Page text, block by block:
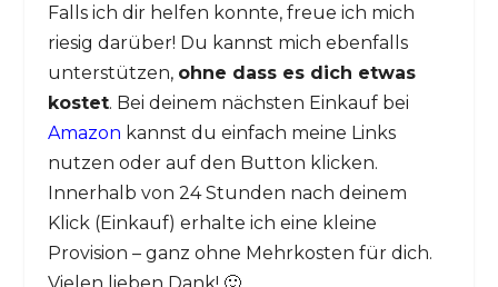
Falls ich dir helfen konnte, freue ich mich
riesig darüber! Du kannst mich ebenfalls
unterstützen, ohne dass es dich etwas
kostet. Bei deinem nächsten Einkauf bei
Amazon kannst du einfach meine Links
nutzen oder auf den Button klicken.
Innerhalb von 24 Stunden nach deinem
Klick (Einkauf) erhalte ich eine kleine
Provision – ganz ohne Mehrkosten für dich.